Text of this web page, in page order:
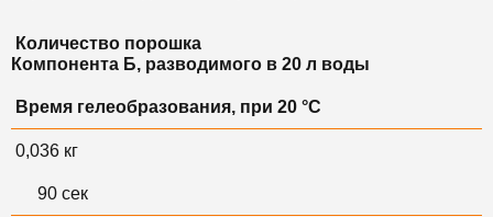
Количество порошка
Компонента Б, разводимого в 20 л воды
Время гелеобразования, при 20 °С
0,036 кг
90 сек